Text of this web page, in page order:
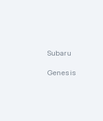
Subaru
Genesis